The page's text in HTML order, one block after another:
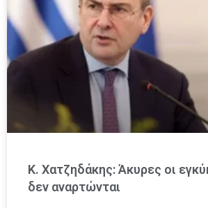
Κ. Χατζηδάκης: Άκυρες οι
δεν αναρτώνται